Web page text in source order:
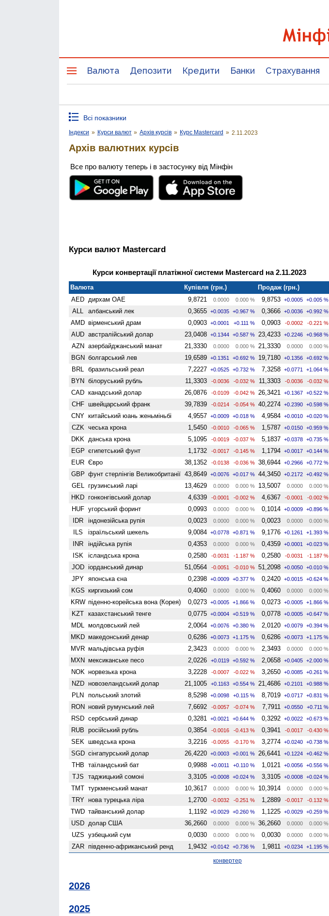
Валюта Депозити Кредити Банки Страхування
Всі показники
Індекси » Курси валют » Архів курсів » Курс Mastercard » 2.11.2023
Архів валютних курсів
Все про валюту теперь і в застосунку від Мінфін
Курси валют Mastercard
Курси конвертації платіжної системи Mastercard на 2.11.2023
Валюта Купівля (грн.)
Продаж (грн.)
AED дирхам ОАЕ 9,8721 0.0000 0.000 % 9,8753 +0.0005 +0.005 %
ALL албанський лек 0,3655 +0.0035 +0.967 % 0,3666 +0.0036 +0.992 %
AMD вiрменський драм 0,0903 +0.0001 +0.111 % 0,0903 -0.0002 -0.221 %
AUD австралійський долар 23,0408 +0.1344 +0.587 % 23,4233 +0.2246 +0.968 %
AZN азербайджанський манат 21,3330 0.0000 0.000 % 21,3330 0.0000 0.000 %
BGN болгарський лев 19,6589 +0.1351 +0.692 % 19,7180 +0.1356 +0.692 %
BRL бразильський реал 7,2227 +0.0525 +0.732 % 7,3258 +0.0771 +1.064 %
BYN білоруський рубль 11,3303 -0.0036 -0.032 % 11,3303 -0.0036 -0.032 %
CAD канадський долар 26,0876 -0.0109 -0.042 % 26,3421 +0.1367 +0.522 %
CHF швейцарський франк 39,7839 -0.0214 -0.054 % 40,2274 +0.2390 +0.598 %
CNY китайський юань женьмiньбi 4,9557 +0.0009 +0.018 % 4,9584 +0.0010 +0.020 %
CZK чеська крона 1,5450 -0.0010 -0.065 % 1,5787 +0.0150 +0.959 %
DKK данська крона 5,1095 -0.0019 -0.037 % 5,1837 +0.0378 +0.735 %
EGP єгипетський фунт 1,1732 -0.0017 -0.145 % 1,1794 +0.0017 +0.144 %
EUR Євро 38,1352 -0.0138 -0.036 % 38,6944 +0.2966 +0.772 %
GBP фунт стерлінгів Велико­британії 43,8649 +0.0076 +0.017 % 44,3450 +0.2172 +0.492 %
GEL грузинський ларі 13,4629 0.0000 0.000 % 13,5007 0.0000 0.000 %
HKD гонконгівський долар 4,6339 -0.0001 -0.002 % 4,6367 -0.0001 -0.002 %
HUF угорський форинт 0,0993 0.0000 0.000 % 0,1014 +0.0009 +0.896 %
IDR індонезійська рупія 0,0023 0.0000 0.000 % 0,0023 0.0000 0.000 %
ILS ізраїльський шекель 9,0084 +0.0778 +0.871 % 9,1776 +0.1261 +1.393 %
INR індійська рупія 0,4353 0.0000 0.000 % 0,4359 +0.0001 +0.023 %
ISK ісландська крона 0,2580 -0.0031 -1.187 % 0,2580 -0.0031 -1.187 %
JOD іорданський динар 51,0564 -0.0051 -0.010 % 51,2098 +0.0050 +0.010 %
JPY японська єна 0,2398 +0.0009 +0.377 % 0,2420 +0.0015 +0.624 %
KGS киргизький сом 0,4060 0.0000 0.000 % 0,4060 0.0000 0.000 %
KRW піденно-корейська вона (Корея) 0,0273 +0.0005 +1.866 % 0,0273 +0.0005 +1.866 %
KZT казахстанський тенге 0,0775 +0.0004 +0.519 % 0,0778 +0.0005 +0.647 %
MDL молдовський лей 2,0064 +0.0076 +0.380 % 2,0120 +0.0079 +0.394 %
MKD македонський денар 0,6286 +0.0073 +1.175 % 0,6286 +0.0073 +1.175 %
MVR мальдівська руфія 2,3423 0.0000 0.000 % 2,3493 0.0000 0.000 %
MXN мексиканське песо 2,0226 +0.0119 +0.592 % 2,0658 +0.0405 +2.000 %
NOK норвезька крона 3,2228 -0.0007 -0.022 % 3,2650 +0.0085 +0.261 %
NZD ново­зеландський долар 21,1005 +0.1163 +0.554 % 21,4686 +0.2101 +0.988 %
PLN польський злотий 8,5298 +0.0098 +0.115 % 8,7019 +0.0717 +0.831 %
RON новий румунський лей 7,6692 -0.0057 -0.074 % 7,7911 +0.0550 +0.711 %
RSD сербський динар 0,3281 +0.0021 +0.644 % 0,3292 +0.0022 +0.673 %
RUB російський рубль 0,3854 -0.0016 -0.413 % 0,3941 -0.0017 -0.430 %
SEK шведська крона 3,2216 -0.0055 -0.170 % 3,2774 +0.0240 +0.738 %
SGD сінгапурський долар 26,4220 +0.0003 +0.001 % 26,6441 +0.1224 +0.462 %
THB таїландський бат 0,9988 +0.0011 +0.110 % 1,0121 +0.0056 +0.556 %
TJS таджицький сомоні 3,3105 +0.0008 +0.024 % 3,3105 +0.0008 +0.024 %
TMT туркменський манат 10,3617 0.0000 0.000 % 10,3914 0.0000 0.000 %
TRY нова турецька ліра 1,2700 -0.0032 -0.251 % 1,2889 -0.0017 -0.132 %
TWD тайванський долар 1,1192 +0.0029 +0.260 % 1,1225 +0.0029 +0.259 %
USD долар США 36,2660 0.0000 0.000 % 36,2660 0.0000 0.000 %
UZS узбецький сум 0,0030 0.0000 0.000 % 0,0030 0.0000 0.000 %
ZAR південно-африканський ренд 1,9432 +0.0142 +0.736 % 1,9811 +0.0234 +1.195 %
конвертер
2026
2025